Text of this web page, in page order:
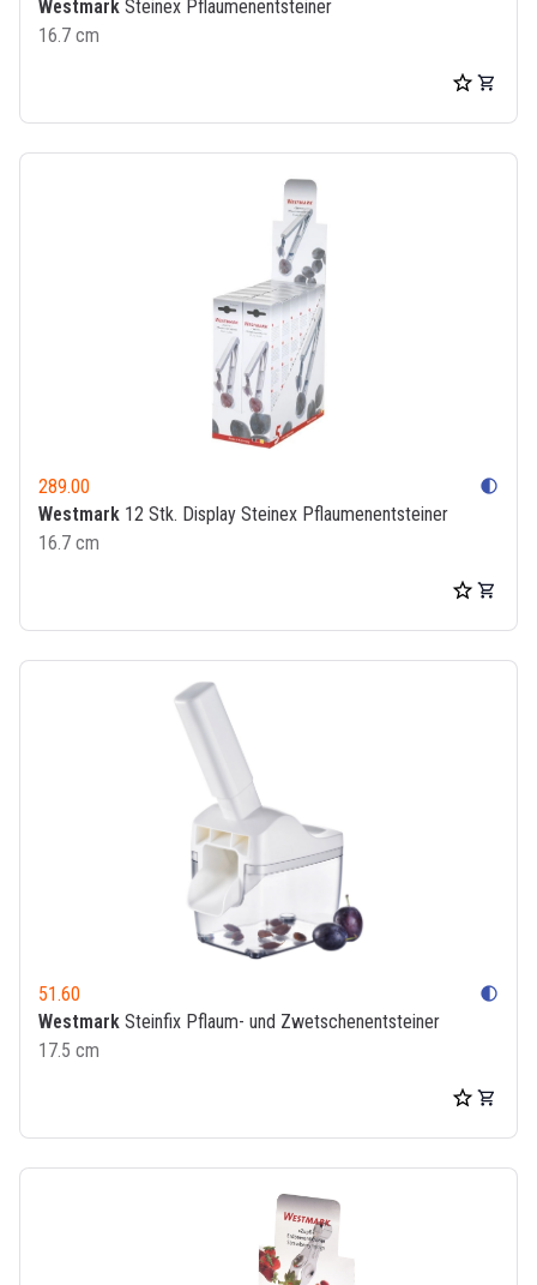
Westmark Steinex Pflaumenentsteiner
16.7 cm
289.00 contrast
Westmark 12 Stk. Display Steinex Pflaumenentsteiner
16.7 cm
51.60 contrast
Westmark Steinfix Pflaum- und Zwetschenentsteiner
17.5 cm